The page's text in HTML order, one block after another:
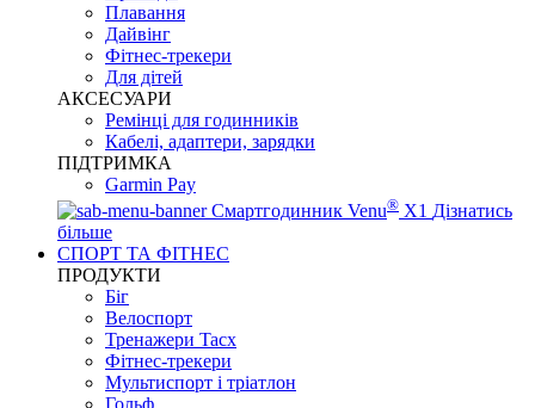
Плавання
Дайвінг
Фітнес-трекери
Для дітей
АКСЕСУАРИ
Ремінці для годинників
Кабелі, адаптери, зарядки
ПІДТРИМКА
Garmin Pay
Смартгодинник Venu® X1 Дізнатись
більше
СПОРТ ТА ФІТНЕС
ПРОДУКТИ
Біг
Велоспорт
Тренажери Tacx
Фітнес-трекери
Мультиспорт і тріатлон